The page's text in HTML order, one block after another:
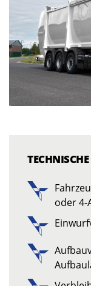
oder 4-